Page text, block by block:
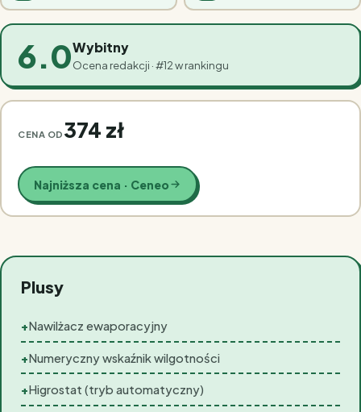
6.0Wybitny
Ocena redakcji · #12 w rankingu
CENA OD 374 zł
Najniższa cena · Ceneo
Plusy
+Nawilżacz ewaporacyjny
+Numeryczny wskaźnik wilgotności
+Higrostat (tryb automatyczny)